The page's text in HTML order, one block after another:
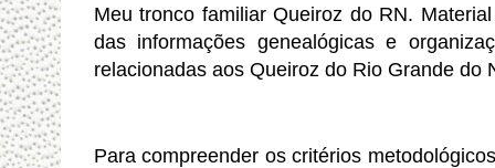
Meu tronco familiar Queiroz do RN.
das informações genealógicas e
relacionadas aos Queiroz do Rio Grande do
Para compreender os critérios